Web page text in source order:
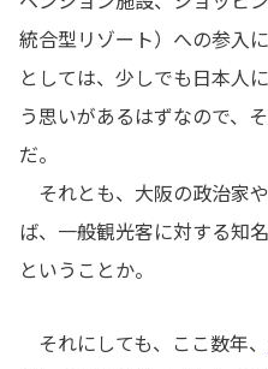
統合型リゾート）への参入
としては、少しでも日本人
う思いがあるはずなので、
だ。
それとも、大阪の政治家
ば、一般観光客に対する知
ということか。
それにしても、ここ数年、